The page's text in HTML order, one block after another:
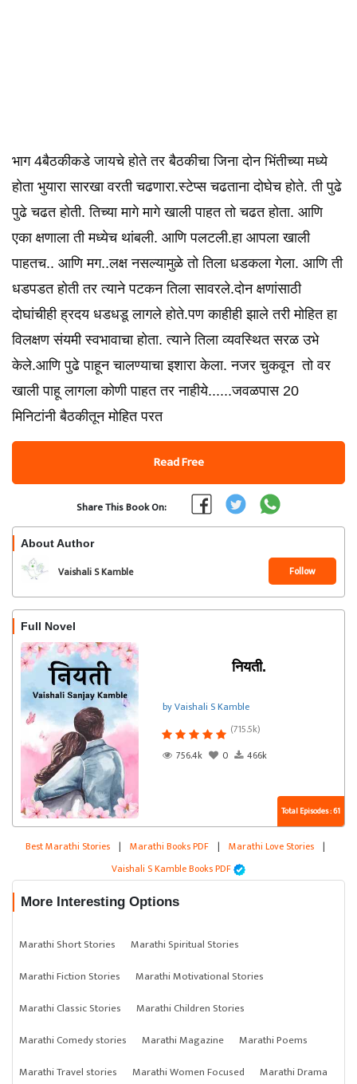
भाग 4बैठकीकडे जायचे होते तर बैठकीचा जिना दोन भिंतीच्या मध्ये
होता भुयारा सारखा वरती चढणारा.स्टेप्स चढताना दोघेच होते. ती पुढे
पुढे चढत होती. तिच्या मागे मागे खाली पाहत तो चढत होता. आणि
एका क्षणाला ती मध्येच थांबली. आणि पलटली.हा आपला खाली
पाहतच.. आणि मग..लक्ष नसल्यामुळे तो तिला धडकला गेला. आणि ती
धडपडत होती तर त्याने पटकन तिला सावरले.दोन क्षणांसाठी
दोघांचीही ह्रदय धडधडू लागले होते.पण काहीही झाले तरी मोहित हा
विलक्षण संयमी स्वभावाचा होता. त्याने तिला व्यवस्थित सरळ उभे
केले.आणि पुढे पाहून चालण्याचा इशारा केला. नजर चुकवून तो वर
खाली पाहू लागला कोणी पाहत तर नाहीये......जवळपास 20
मिनिटांनी बैठकीतून मोहित परत
Read Free
Share This Book On:
About Author
Vaishali S Kamble Follow
Full Novel
नियती.
by Vaishali S Kamble
(715.5k)
756.4k
0 466k
Total Episodes : 61
Best Marathi Stories | Marathi Books PDF | Marathi Love Stories |
Vaishali S Kamble Books PDF
More Interesting Options
Marathi Short Stories
Marathi Spiritual Stories
Marathi Fiction Stories
Marathi Motivational Stories
Marathi Classic Stories
Marathi Children Stories
Marathi Comedy stories
Marathi Magazine
Marathi Poems
Marathi Travel stories
Marathi Women Focused Marathi Drama